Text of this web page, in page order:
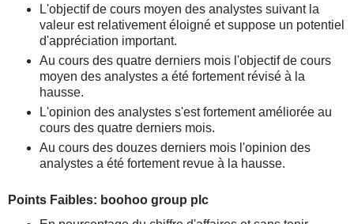
L'objectif de cours moyen des analystes suivant la
valeur est relativement éloigné et suppose un potentiel
d'appréciation important.
Au cours des quatre derniers mois l'objectif de cours
moyen des analystes a été fortement révisé à la
hausse.
L'opinion des analystes s'est fortement améliorée au
cours des quatre derniers mois.
Au cours des douzes derniers mois l'opinion des
analystes a été fortement revue à la hausse.
Points Faibles: boohoo group plc